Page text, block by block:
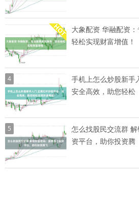
大象配资 华融配资
轻松实现财富增值！
4
手机上怎么炒股新手
安全高效，助您轻松
5
怎么找股民交流群
资平台，助你投资腾